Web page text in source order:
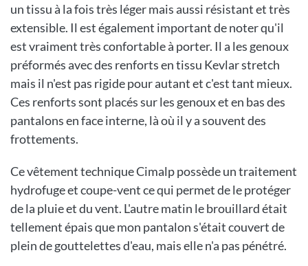
un tissu à la fois très léger mais aussi résistant et très
extensible. Il est également important de noter qu'il
est vraiment très confortable à porter. Il a les genoux
préformés avec des renforts en tissu Kevlar stretch
mais il n'est pas rigide pour autant et c'est tant mieux.
Ces renforts sont placés sur les genoux et en bas des
pantalons en face interne, là où il y a souvent des
frottements.
Ce vêtement technique Cimalp possède un traitement
hydrofuge et coupe-vent ce qui permet de le protéger
de la pluie et du vent. L'autre matin le brouillard était
tellement épais que mon pantalon s'était couvert de
plein de gouttelettes d'eau, mais elle n'a pas pénétré.